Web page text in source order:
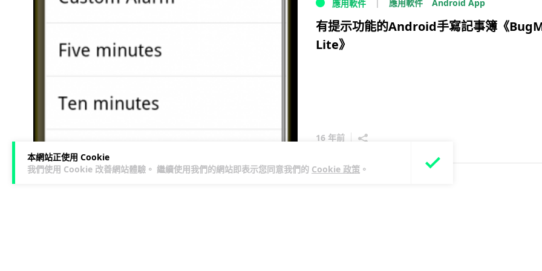
本網站正使用 Cookie
我們使用 Cookie 改善網站體驗。 繼續使用我們的網站即表示您同意我們的 Cookie 政策 。
應用軟件 應用軟件 Android App
有提示功能的Android手寫記事簿《
Lite》
16 年前